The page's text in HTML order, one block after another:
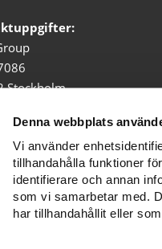
Denna webbplats
Vi använder
tillhandahålla funktioner
identifierare och annan
som vi samarbetar med.
har tillhandahållit eller
Stockholm
info@soyagroup.com